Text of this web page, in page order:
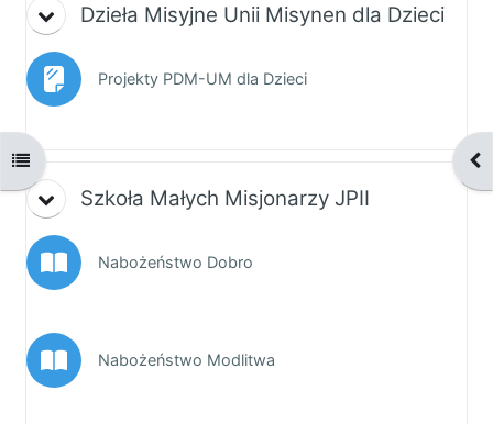
Otwórz indeks kursu
Dzieła Misyjne Unii Misynen dla Dzieci
Projekty PDM-UM dla DzieciStrona
Szkoła Małych Misjonarzy JPII
Nabożeństwo DobroKsiążka
Nabożeństwo ModlitwaKsiążka